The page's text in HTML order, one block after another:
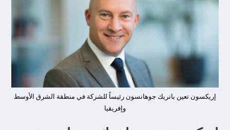
إريكسون تعين باتريك جوهانسون رئيساً للشركة في منطقة الشرق الأوسط
وإفريقيا